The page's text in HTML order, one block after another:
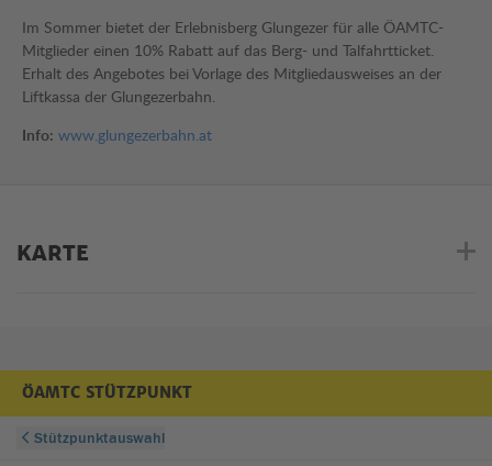
Im Sommer bietet der Erlebnisberg Glungezer für alle ÖAMTC-
Mitglieder einen 10% Rabatt auf das Berg- und Talfahrtticket.
Erhalt des Angebotes bei Vorlage des Mitgliedausweises an der
Liftkassa der Glungezerbahn.
Info: www.glungezerbahn.at
KARTE
ÖAMTC STÜTZPUNKT